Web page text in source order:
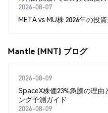
2026-08-07
META vs MU株 2026年の投
Mantle (MNT) ブログ
2026-08-09
SpaceX株価23%急騰の理由
ング予測ガイド
2026-08-09